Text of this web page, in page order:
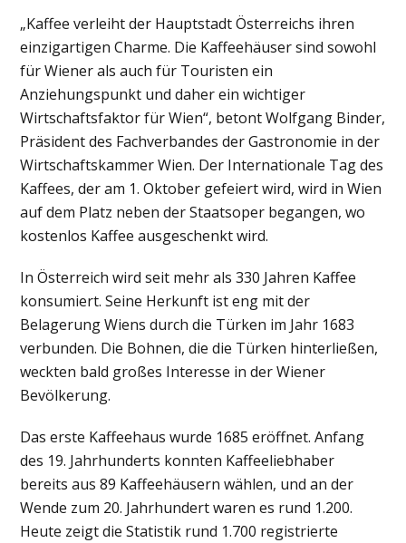
„Kaffee verleiht der Hauptstadt Österreichs ihren
einzigartigen Charme. Die Kaffeehäuser sind sowohl
für Wiener als auch für Touristen ein
Anziehungspunkt und daher ein wichtiger
Wirtschaftsfaktor für Wien“, betont Wolfgang Binder,
Präsident des Fachverbandes der Gastronomie in der
Wirtschaftskammer Wien. Der Internationale Tag des
Kaffees, der am 1. Oktober gefeiert wird, wird in Wien
auf dem Platz neben der Staatsoper begangen, wo
kostenlos Kaffee ausgeschenkt wird.
In Österreich wird seit mehr als 330 Jahren Kaffee
konsumiert. Seine Herkunft ist eng mit der
Belagerung Wiens durch die Türken im Jahr 1683
verbunden. Die Bohnen, die die Türken hinterließen,
weckten bald großes Interesse in der Wiener
Bevölkerung.
Das erste Kaffeehaus wurde 1685 eröffnet. Anfang
des 19. Jahrhunderts konnten Kaffeeliebhaber
bereits aus 89 Kaffeehäusern wählen, und an der
Wende zum 20. Jahrhundert waren es rund 1.200.
Heute zeigt die Statistik rund 1.700 registrierte